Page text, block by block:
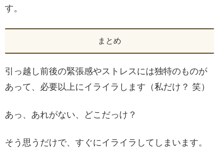
す。
まとめ
引っ越し前後の緊張感やストレスには独特のものが
あって、必要以上にイライラします（私だけ？ 笑）
あっ、あれがない、どこだっけ？
そう思うだけで、すぐにイライラしてしまいます。